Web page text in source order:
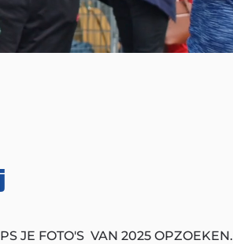
JE FOTO'S VAN 2025 OPZOEKEN.